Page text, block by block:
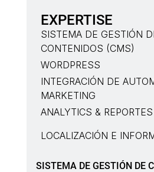
EXPERTISE
SISTEMA DE GESTIÓN
CONTENIDOS (CMS)
WORDPRESS
INTEGRACIÓN DE
MARKETING
ANALYTICS & REPORTES
LOCALIZACIÓN E
SISTEMA DE GESTIÓN DE